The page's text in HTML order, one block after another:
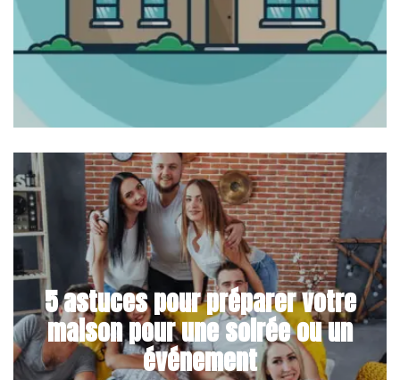
5 astuces pour préparer votre
maison pour une soirée ou un
événement